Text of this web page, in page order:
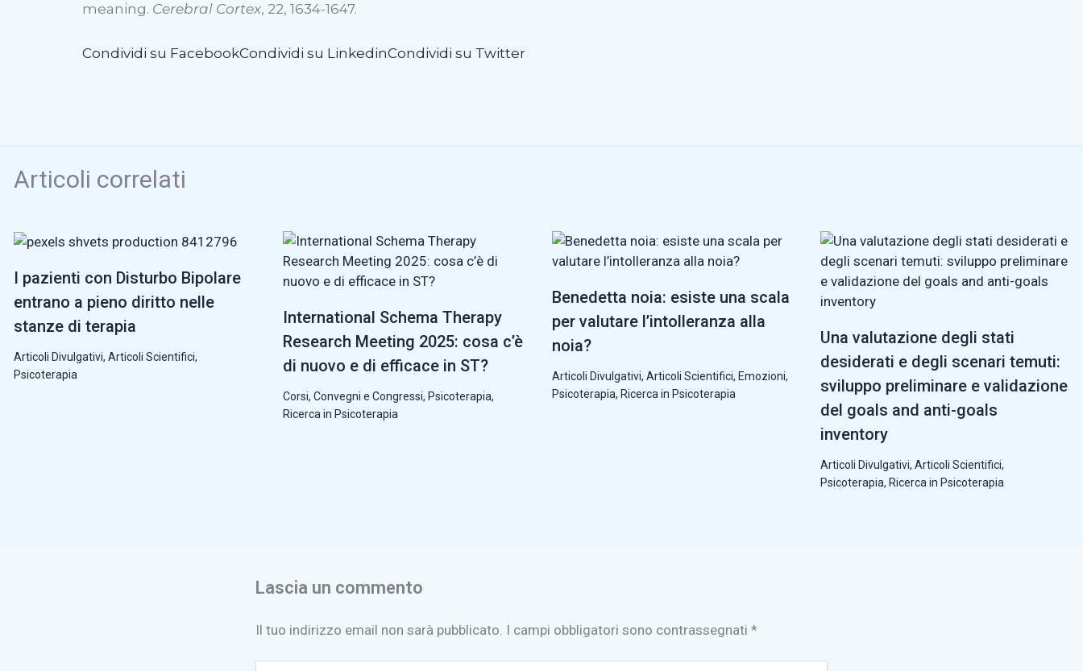
meaning. Cerebral Cortex, 22, 1634-1647.
Condividi su FacebookCondividi su LinkedinCondividi su Twitter
Articoli correlati
I pazienti con Disturbo Bipolare
entrano a pieno diritto nelle
stanze di terapia
Articoli Divulgativi, Articoli Scientifici,
Psicoterapia
International Schema Therapy
Research Meeting 2025: cosa c’è
di nuovo e di efficace in ST?
Corsi, Convegni e Congressi, Psicoterapia,
Ricerca in Psicoterapia
Benedetta noia: esiste una scala
per valutare l’intolleranza alla
noia?
Articoli Divulgativi, Articoli Scientifici, Emozioni,
Psicoterapia, Ricerca in Psicoterapia
Una valutazione degli stati
desiderati e degli scenari temuti:
sviluppo preliminare e validazione
del goals and anti-goals
inventory
Articoli Divulgativi,Articoli Scientifici,
Psicoterapia,Ricerca in Psicoterapia
Lascia un commento
Il tuo indirizzo email non sarà pubblicato. I campi obbligatori sono contrassegnati *